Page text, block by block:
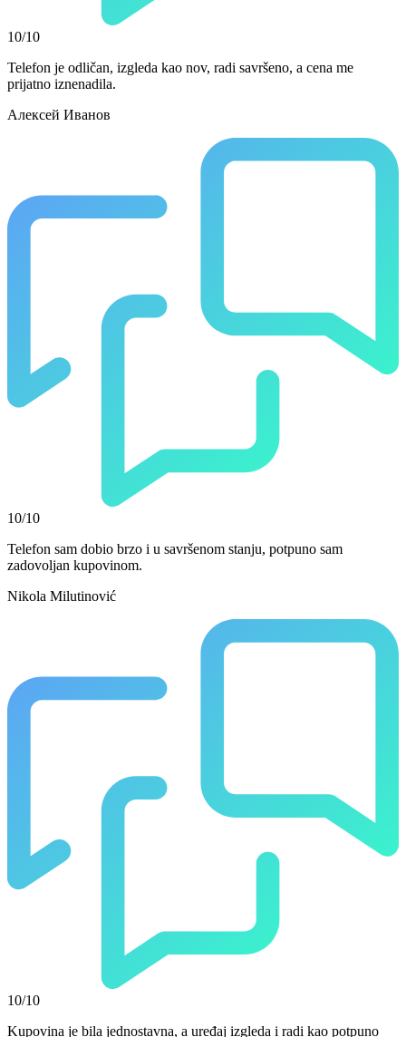
10/10
Telefon je odličan, izgleda kao nov, radi savršeno, a cena me
prijatno iznenadila.
Алексей Иванов
10/10
Telefon sam dobio brzo i u savršenom stanju, potpuno sam
zadovoljan kupovinom.
Nikola Milutinović
10/10
Kupovina je bila jednostavna, a uređaj izgleda i radi kao potpuno